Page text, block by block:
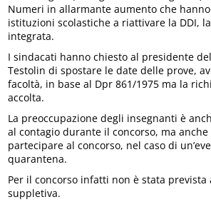
Numeri in allarmante aumento che
istituzioni scolastiche a riattivare la DDI,
integrata.
I sindacati hanno chiesto al presidente
Testolin di spostare le date delle prove,
facoltà, in base al Dpr 861/1975 ma la
accolta.
La preoccupazione degli insegnanti è
al contagio durante il concorso, ma
partecipare al concorso, nel caso di
quarantena.
Per il concorso infatti non è stata prevista
suppletiva.